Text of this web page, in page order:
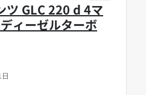
ツ GLC 220 d 4マ
ィーゼルターボ